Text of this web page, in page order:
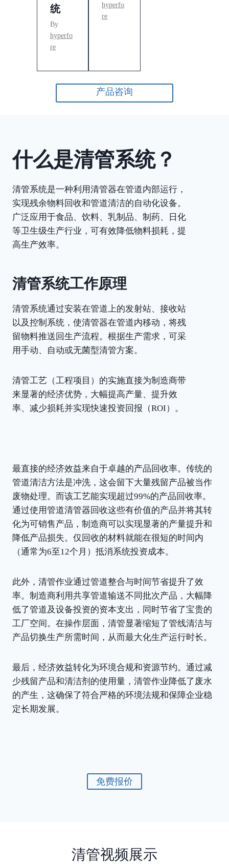
统
By
hyperfo
re
hyperfo
re
产品咨询
什么是清管系统？
清管系统是一种利用清管器在管道内部运行，
实现残余物料回收和管道清洁的自动化设备。
广泛应用于食品、饮料、乳制品、制药、日化
等卫生级生产行业，可有效降低物料损耗，提
高生产效率。
清管系统工作原理
清管系统通过安装在管道上的发射站、接收站
以及控制系统，使清管器在管道内移动，将残
留物料推送回生产流程。根据生产需求，可采
用手动、自动或无菌型清管方案。
清管工艺（工程项目）的实施直接为制造商带
来显著的经济优势，大幅提高产量、提升效
率、减少损耗并实现快速投资回报（ROI）。
最直接的经济效益来自于卓越的产品回收率。传统的
管道清洁方法是冲洗，这会留下大量残留产品被当作
废物处理。而该工艺能实现超过99%的产品回收率。
通过使用管道清管器回收这些有价值的产品并将其转
化为可销售产品，制造商可以实现显著的产量提升和
降低产品损失。仅回收的材料就能在很短的时间内
（通常为6至12个月）抵消系统投资成本。
此外，清管作业通过管道整合与时间节省提升了效
率。制造商利用共享管道输送不同批次产品，大幅降
低了管道及设备投资的资本支出，同时节省了宝贵的
工厂空间。在操作层面，清管显著缩短了管线清洁与
产品切换生产所需时间，从而最大化生产运行时长。
最后，经济效益转化为环境合规和资源节约。通过减
少残留产品和清洁剂的使用量，清管作业降低了废水
的产生，这确保了符合严格的环境法规和保障企业稳
定长期发展。
免费报价
清管视频展示